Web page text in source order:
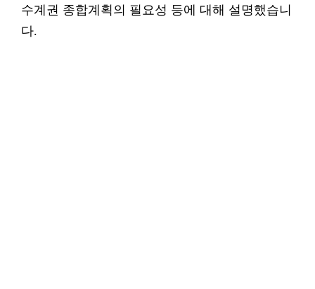
수계권 종합계획의 필요성 등에 대해 설명했습니
다.